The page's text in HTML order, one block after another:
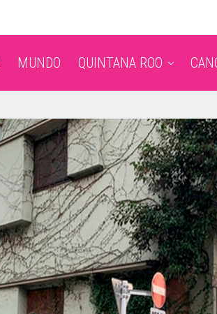
MUNDO QUINTANA ROO